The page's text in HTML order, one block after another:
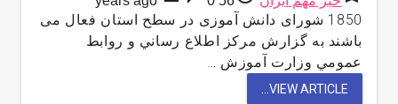
1850 شورای دانش آموزی در سطح استان فعال می
باشند به گزارش مركز اطلاع رساني و روابط
عمومي وزارت آموزش …
VIEW ARTICLE...